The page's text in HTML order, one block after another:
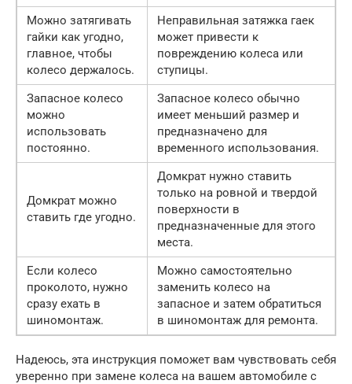
Можно затягивать
гайки как угодно,
главное, чтобы
колесо держалось.
Неправильная затяжка гаек
может привести к
повреждению колеса или
ступицы.
Запасное колесо
можно
использовать
постоянно.
Запасное колесо обычно
имеет меньший размер и
предназначено для
временного использования.
Домкрат можно
ставить где угодно.
Домкрат нужно ставить
только на ровной и твердой
поверхности в
предназначенные для этого
места.
Если колесо
проколото, нужно
сразу ехать в
шиномонтаж.
Можно самостоятельно
заменить колесо на
запасное и затем обратиться
в шиномонтаж для ремонта.
Надеюсь, эта инструкция поможет вам чувствовать себя
уверенно при замене колеса на вашем автомобиле с